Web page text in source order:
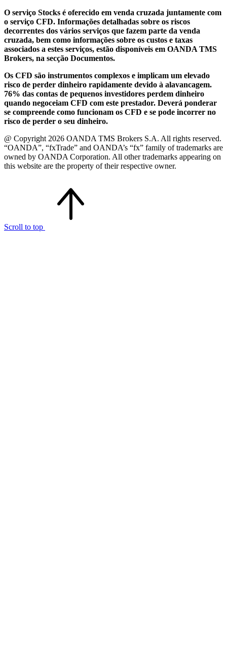
O serviço Stocks é oferecido em venda cruzada juntamente com
o serviço CFD. Informações detalhadas sobre os riscos
decorrentes dos vários serviços que fazem parte da venda
cruzada, bem como informações sobre os custos e taxas
associados a estes serviços, estão disponíveis em OANDA TMS
Brokers, na secção Documentos.
Os CFD são instrumentos complexos e implicam um elevado
risco de perder dinheiro rapidamente devido à alavancagem.
76% das contas de pequenos investidores perdem dinheiro
quando negoceiam CFD com este prestador. Deverá ponderar
se compreende como funcionam os CFD e se pode incorrer no
risco de perder o seu dinheiro.
@ Copyright 2026 OANDA TMS Brokers S.A. All rights reserved.
“OANDA”, “fxTrade” and OANDA’s “fx” family of trademarks are
owned by OANDA Corporation. All other trademarks appearing on
this website are the property of their respective owner.
Scroll to top